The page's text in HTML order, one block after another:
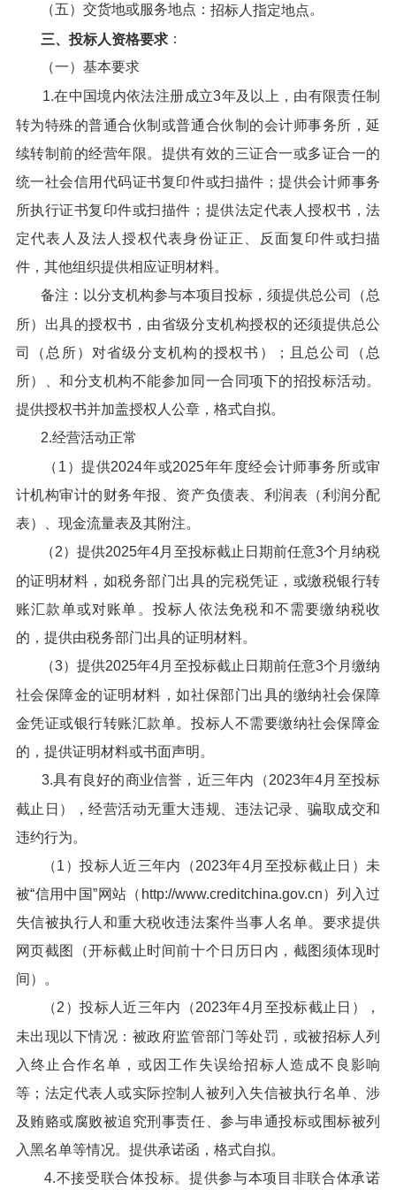
（五）交货地或服务地点： 招标人指定地点。
三、投标人资格要求：
（一）基本要求
1.在中国境内依法注册成立3年及以上，由有限责任制
转为特殊的普通合伙制或普通合伙制的会计师事务所，延
续转制前的经营年限。提供有效的三证合一或多证合一的
统一社会信用代码证书复印件或扫描件；提供会计师事务
所执行证书复印件或扫描件；提供法定代表人授权书，法
定代表人及法人授权代表身份证正、反面复印件或扫描
件，其他组织提供相应证明材料。
备注：以分支机构参与本项目投标，须提供总公司（总
所）出具的授权书，由省级分支机构授权的还须提供总公
司（总所）对省级分支机构的授权书）；且总公司（总
所）、和分支机构不能参加同一合同项下的招投标活动。
提供授权书并加盖授权人公章，格式自拟。
2.经营活动正常
（1）提供2024年或2025年年度经会计师事务所或审
计机构审计的财务年报、资产负债表、利润表（利润分配
表）、现金流量表及其附注。
（2）提供2025年4月至投标截止日期前任意3个月纳税
的证明材料，如税务部门出具的完税凭证，或缴税银行转
账汇款单或对账单。投标人依法免税和不需要缴纳税收
的，提供由税务部门出具的证明材料。
（3）提供2025年4月至投标截止日期前任意3个月缴纳
社会保障金的证明材料，如社保部门出具的缴纳社会保障
金凭证或银行转账汇款单。投标人不需要缴纳社会保障金
的，提供证明材料或书面声明。
3.具有良好的商业信誉，近三年内（2023年4月至投标
截止日），经营活动无重大违规、违法记录、骗取成交和
违约行为。
（1）投标人近三年内（2023年4月至投标截止日）未
被“信用中国”网站（http://www.creditchina.gov.cn）列入过
失信被执行人和重大税收违法案件当事人名单。要求提供
网页截图（开标截止时间前十个日历日内，截图须体现时
间）。
（2）投标人近三年内（2023年4月至投标截止日），
未出现以下情况：被政府监管部门等处罚，或被招标人列
入终止合作名单，或因工作失误给招标人造成不良影响
等；法定代表人或实际控制人被列入失信被执行名单、涉
及贿赂或腐败被追究刑事责任、参与串通投标或围标被列
入黑名单等情况。提供承诺函，格式自拟。
4.不接受联合体投标。提供参与本项目非联合体承诺